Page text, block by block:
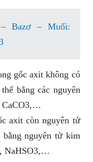
Bazơ – Muối:
gốc axit không có
bằng các nguyên
CaCO3,…
axit còn nguyên tử
nguyên tử kim
NaHSO3,…